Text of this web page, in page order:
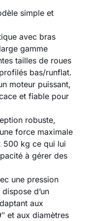
simple et
avec bras
gamme
tailles de roues
bas/runflat.
moteur puissant,
et fiable pour
robuste,
force maximale
500 kg ce qui lui
à gérer des
une pression
d’un
aux
et aux diamètres